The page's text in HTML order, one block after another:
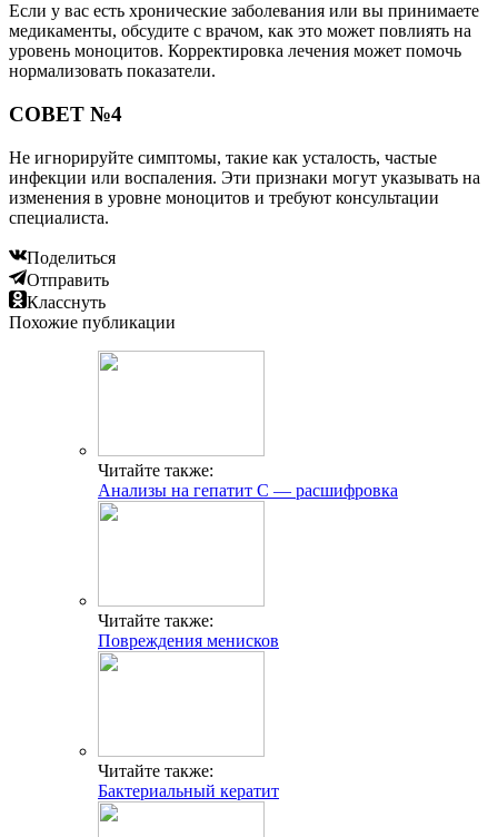
Если у вас есть хронические заболевания или вы принимаете
медикаменты, обсудите с врачом, как это может повлиять на
уровень моноцитов. Корректировка лечения может помочь
нормализовать показатели.
СОВЕТ №4
Не игнорируйте симптомы, такие как усталость, частые
инфекции или воспаления. Эти признаки могут указывать на
изменения в уровне моноцитов и требуют консультации
специалиста.
Поделиться
Отправить
Класснуть
Похожие публикации
Читайте также:
Анализы на гепатит C — расшифровка
Читайте также:
Повреждения менисков
Читайте также:
Бактериальный кератит